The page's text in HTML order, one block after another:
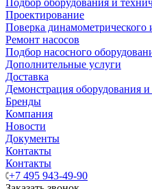
Подбор оборудования и
Проектирование
Поверка динамометрического
Ремонт насосов
Подбор насосного
Дополнительные услуги
Доставка
Демонстрация оборудования
Бренды
Компания
Новости
Документы
Контакты
Контакты
+7 495 943-49-90